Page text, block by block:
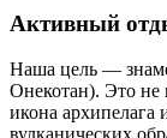
Активный
Наша цель —
Онекотан). Это не
икона